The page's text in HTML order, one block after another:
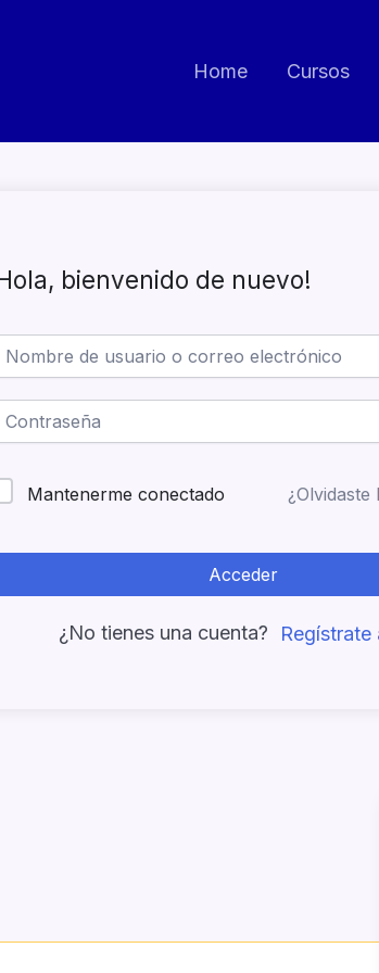
Home Cursos
bienvenido de nuevo!
Mantenerme conectado
Acceder
¿No tienes una cuenta? Regístrate